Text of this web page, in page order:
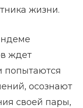
жизни.
ждет
попытаются
осознают
своей пары,